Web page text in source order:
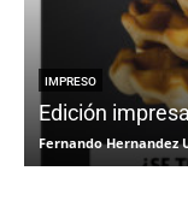
IMPRESO
Edición
Fernando Hernandez